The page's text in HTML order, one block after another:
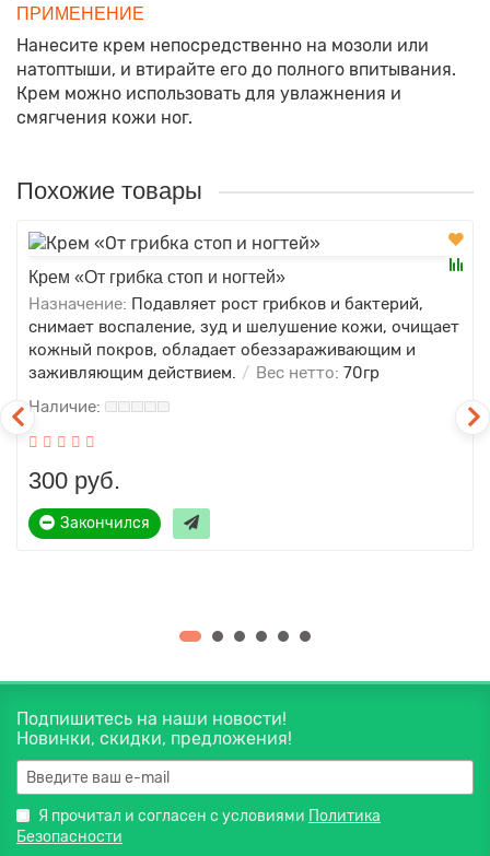
ПРИМЕНЕНИЕ
Нанесите крем непосредственно на мозоли или
натоптыши, и втирайте его до полного впитывания.
Крем можно использовать для увлажнения и
смягчения кожи ног.
Похожие товары
Крем «От грибка стоп и ногтей»
Назначение: Подавляет рост грибков и бактерий,
снимает воспаление, зуд и шелушение кожи, очищает
кожный покров, обладает обеззараживающим и
заживляющим действием.
Вес нетто: 70гр
300 руб.
Закончился
Подпишитесь на наши новости!
Новинки, скидки, предложения!
Я прочитал и согласен с условиями Политика
Безопасности